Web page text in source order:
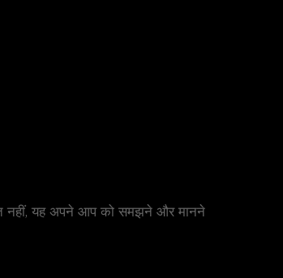
नहीं, यह अपने आप को समझने और मानने